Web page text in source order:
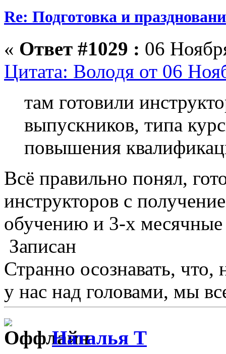
Re: Подготовка и
« Ответ #1029 : 06
Цитата: Володя от 06
там готовили
выпускников, типа
повышения
Всё правильно понял,
инструкторов с
обучению и 3-х
Записан
Странно осознавать,
у нас над головами, мы
Наталья Т